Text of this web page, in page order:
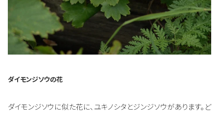
ダイモンジソウの花
ダイモンジソウに似た花に、ユキノシタとジンジソウがあります。ど